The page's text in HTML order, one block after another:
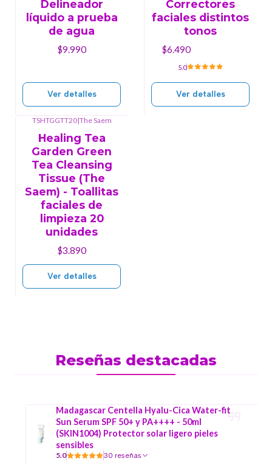
Delineador
líquido a prueba
de agua
$9.990
Ver detalles
Correctores
faciales distintos
tonos
$6.490
5.0
Ver detalles
TSHTGGTT20|The Saem
Healing Tea
Garden Green
Tea Cleansing
Tissue (The
Saem) - Toallitas
faciales de
limpieza 20
unidades
$3.890
Ver detalles
Reseñas destacadas
Madagascar Centella Hyalu-Cica Water-fit
Sun Serum SPF 50+ y PA++++ - 50ml
(SKIN1004) Protector solar ligero pieles
sensibles
5.0 30 reseñas